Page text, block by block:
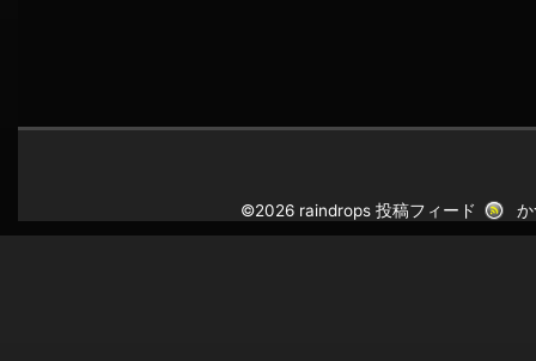
©2026 raindrops投稿フィード